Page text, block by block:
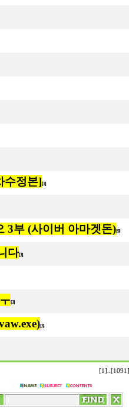
수정본] [1]
3부 (사이버 아마겟돈)[9]
다[3]
[3]
[3]
[1] [1091]